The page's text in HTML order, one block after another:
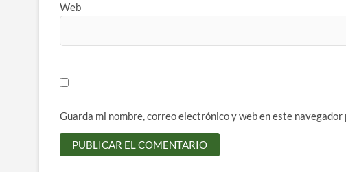
Web
Guarda mi nombre, correo electrónico y web en este